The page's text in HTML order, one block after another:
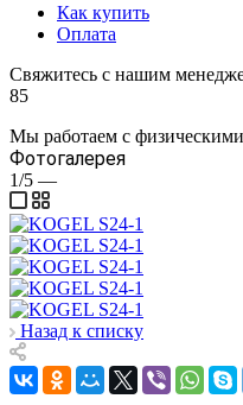
Как купить
Оплата
Свяжитесь с нашим
85
Мы работаем с
Фотогалерея
1/5 —
Назад к списку